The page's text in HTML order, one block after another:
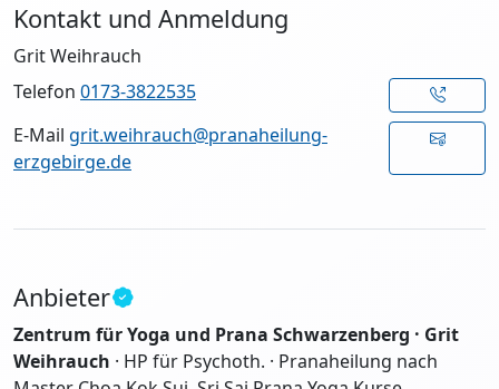
Kontakt und Anmeldung
Grit Weihrauch
Telefon 0173-3822535
E-Mail grit.weihrauch@pranaheilung-
erzgebirge.de
Anbieter
Zentrum für Yoga und Prana Schwarzenberg · Grit
Weihrauch · HP für Psychoth. · Pranaheilung nach